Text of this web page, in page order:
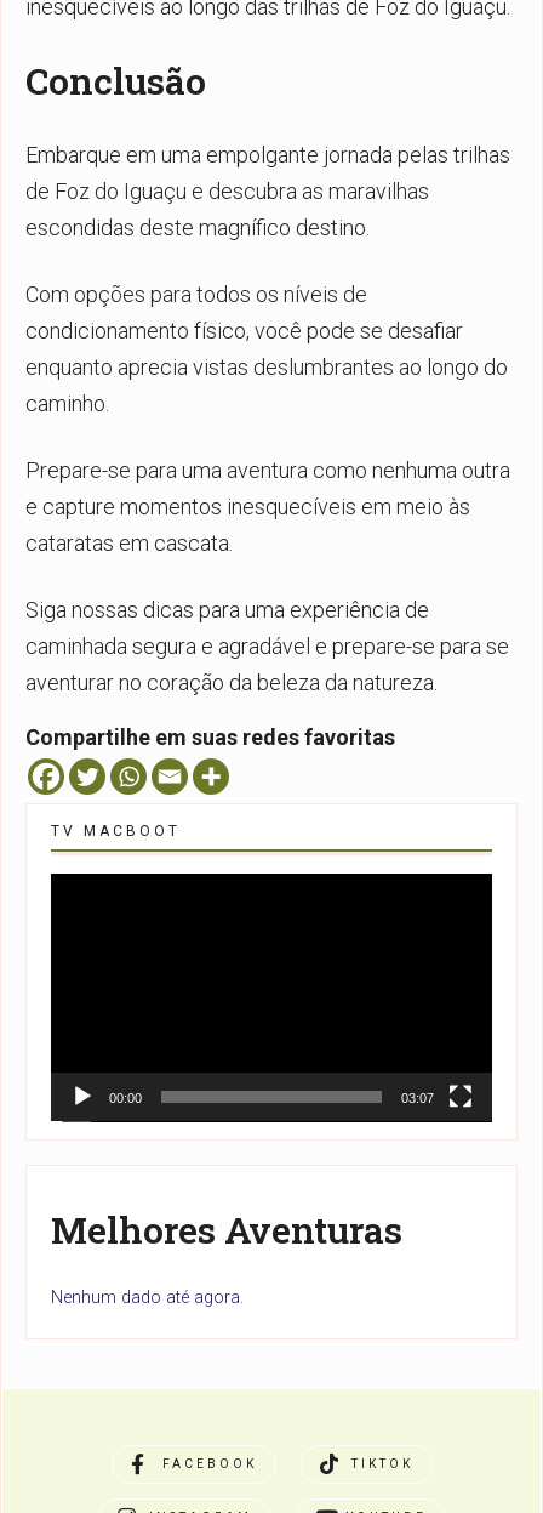
inesquecíveis ao longo das trilhas de Foz do Iguaçu.
Conclusão
Embarque em uma empolgante jornada pelas trilhas
de Foz do Iguaçu e descubra as maravilhas
escondidas deste magnífico destino.
Com opções para todos os níveis de
condicionamento físico, você pode se desafiar
enquanto aprecia vistas deslumbrantes ao longo do
caminho.
Prepare-se para uma aventura como nenhuma outra
e capture momentos inesquecíveis em meio às
cataratas em cascata.
Siga nossas dicas para uma experiência de
caminhada segura e agradável e prepare-se para se
aventurar no coração da beleza da natureza.
Compartilhe em suas redes favoritas
TV MACBOOT
00:00 03:07
Melhores Aventuras
Nenhum dado até agora.
FACEBOOK TIKTOK